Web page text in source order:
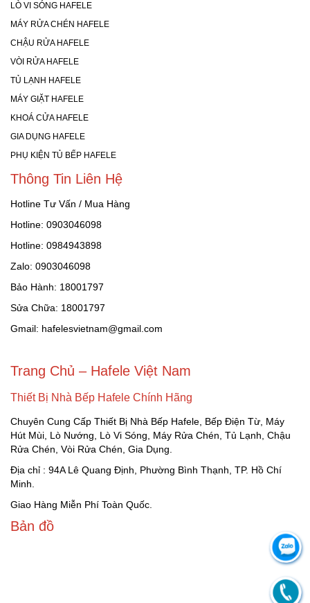
LÒ VI SÓNG HAFELE
MÁY RỬA CHÉN HAFELE
CHẬU RỬA HAFELE
VÒI RỬA HAFELE
TỦ LẠNH HAFELE
MÁY GIẶT HAFELE
KHOÁ CỬA HAFELE
GIA DỤNG HAFELE
PHỤ KIỆN TỦ BẾP HAFELE
Thông Tin Liên Hệ
Hotline Tư Vấn / Mua Hàng
Hotline: 0903046098
Hotline: 0984943898
Zalo: 0903046098
Bảo Hành: 18001797
Sửa Chữa: 18001797
Gmail: hafelesvietnam@gmail.com
Trang Chủ – Hafele Việt Nam
Thiết Bị Nhà Bếp Hafele Chính Hãng
Chuyên Cung Cấp Thiết Bị Nhà Bếp Hafele, Bếp Điện Từ, Máy
Hút Mùi, Lò Nướng, Lò Vi Sóng, Máy Rửa Chén, Tủ Lạnh, Chậu
Rửa Chén, Vòi Rửa Chén, Gia Dụng.
Địa chỉ : 94A Lê Quang Định, Phường Bình Thạnh, TP. Hồ Chí
Minh.
Giao Hàng Miễn Phí Toàn Quốc.
Bản đồ